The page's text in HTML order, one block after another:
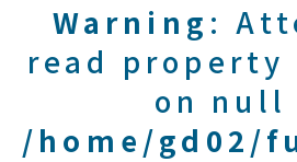
Warning :
read
on null
/home/gd02/